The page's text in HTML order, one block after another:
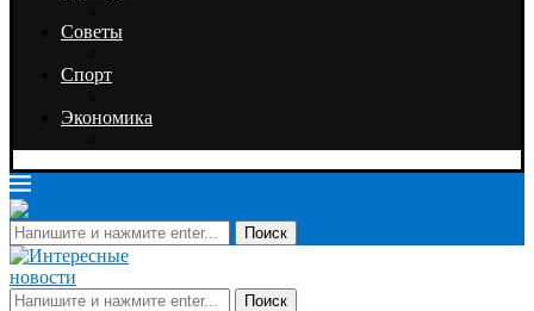
Советы
Спорт
Экономика
Поиск
Поиск